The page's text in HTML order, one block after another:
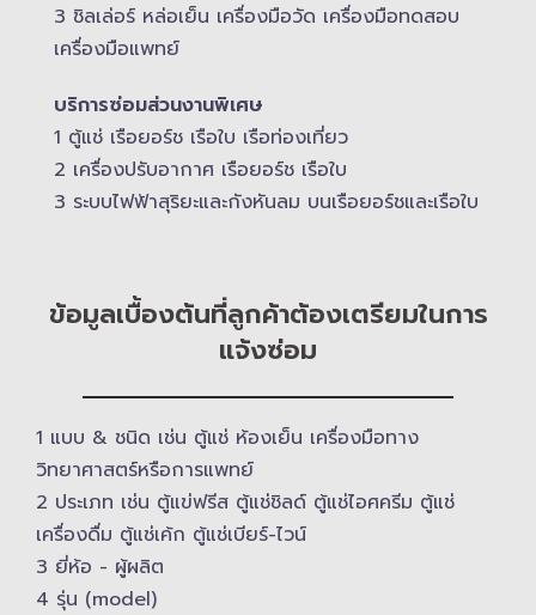
3 ชิลเล่อร์ หล่อเย็น เครื่องมือวัด เครื่องมือทดสอบ
เครื่องมือแพทย์
บริการซ่อมส่วนงานพิเศษ
1 ตู้แช่ เรือยอร์ช เรือใบ เรือท่องเที่ยว
2 เครื่องปรับอากาศ เรือยอร์ช เรือใบ
3 ระบบไฟฟ้าสุริยะและกังหันลม บนเรือยอร์ช​และเรือใบ
ข้อมูลเบื้องต้นที่ลูกค้าต้องเตรียมในการ
แจ้งซ่อม
1 แบบ & ​ชนิด เช่น ตู้แช่ ห้องเย็น เครื่องมือทาง
วิทยาศาสตร์​หรือการแพทย์
2 ประเภท เช่น ตู้แข่ฟรีส ตู้แช่ชิลด์ ตู้แช่ไอศครีม ตู้แช่
เครื่องดื่ม ตู้แช่เค้ก ตู้แช่เบียร์-ไวน์
3 ยี่ห้อ -​ ผู้ผลิต
4 รุ่น (model)